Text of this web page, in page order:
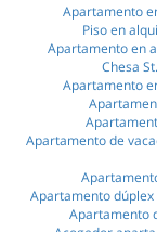
Apartamento
Piso en
Apartamento en
Chesa
Apartamento
Apartamento de
Apartamento
Apartamento